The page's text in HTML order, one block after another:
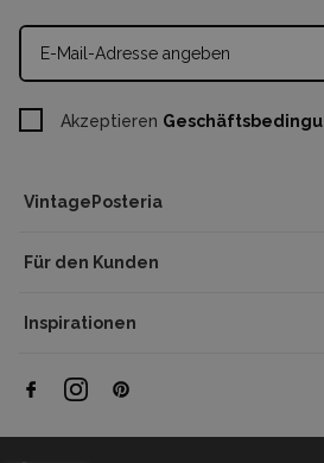
können – auch solche, die nicht direkt
tun haben.
VintagePosteria
Für den Kunden
Inspirationen
Akzeptieren